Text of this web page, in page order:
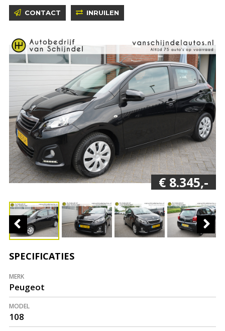
CONTACT INRUILEN
€ 8.345,-
SPECIFICATIES
MERK
Peugeot
MODEL
108